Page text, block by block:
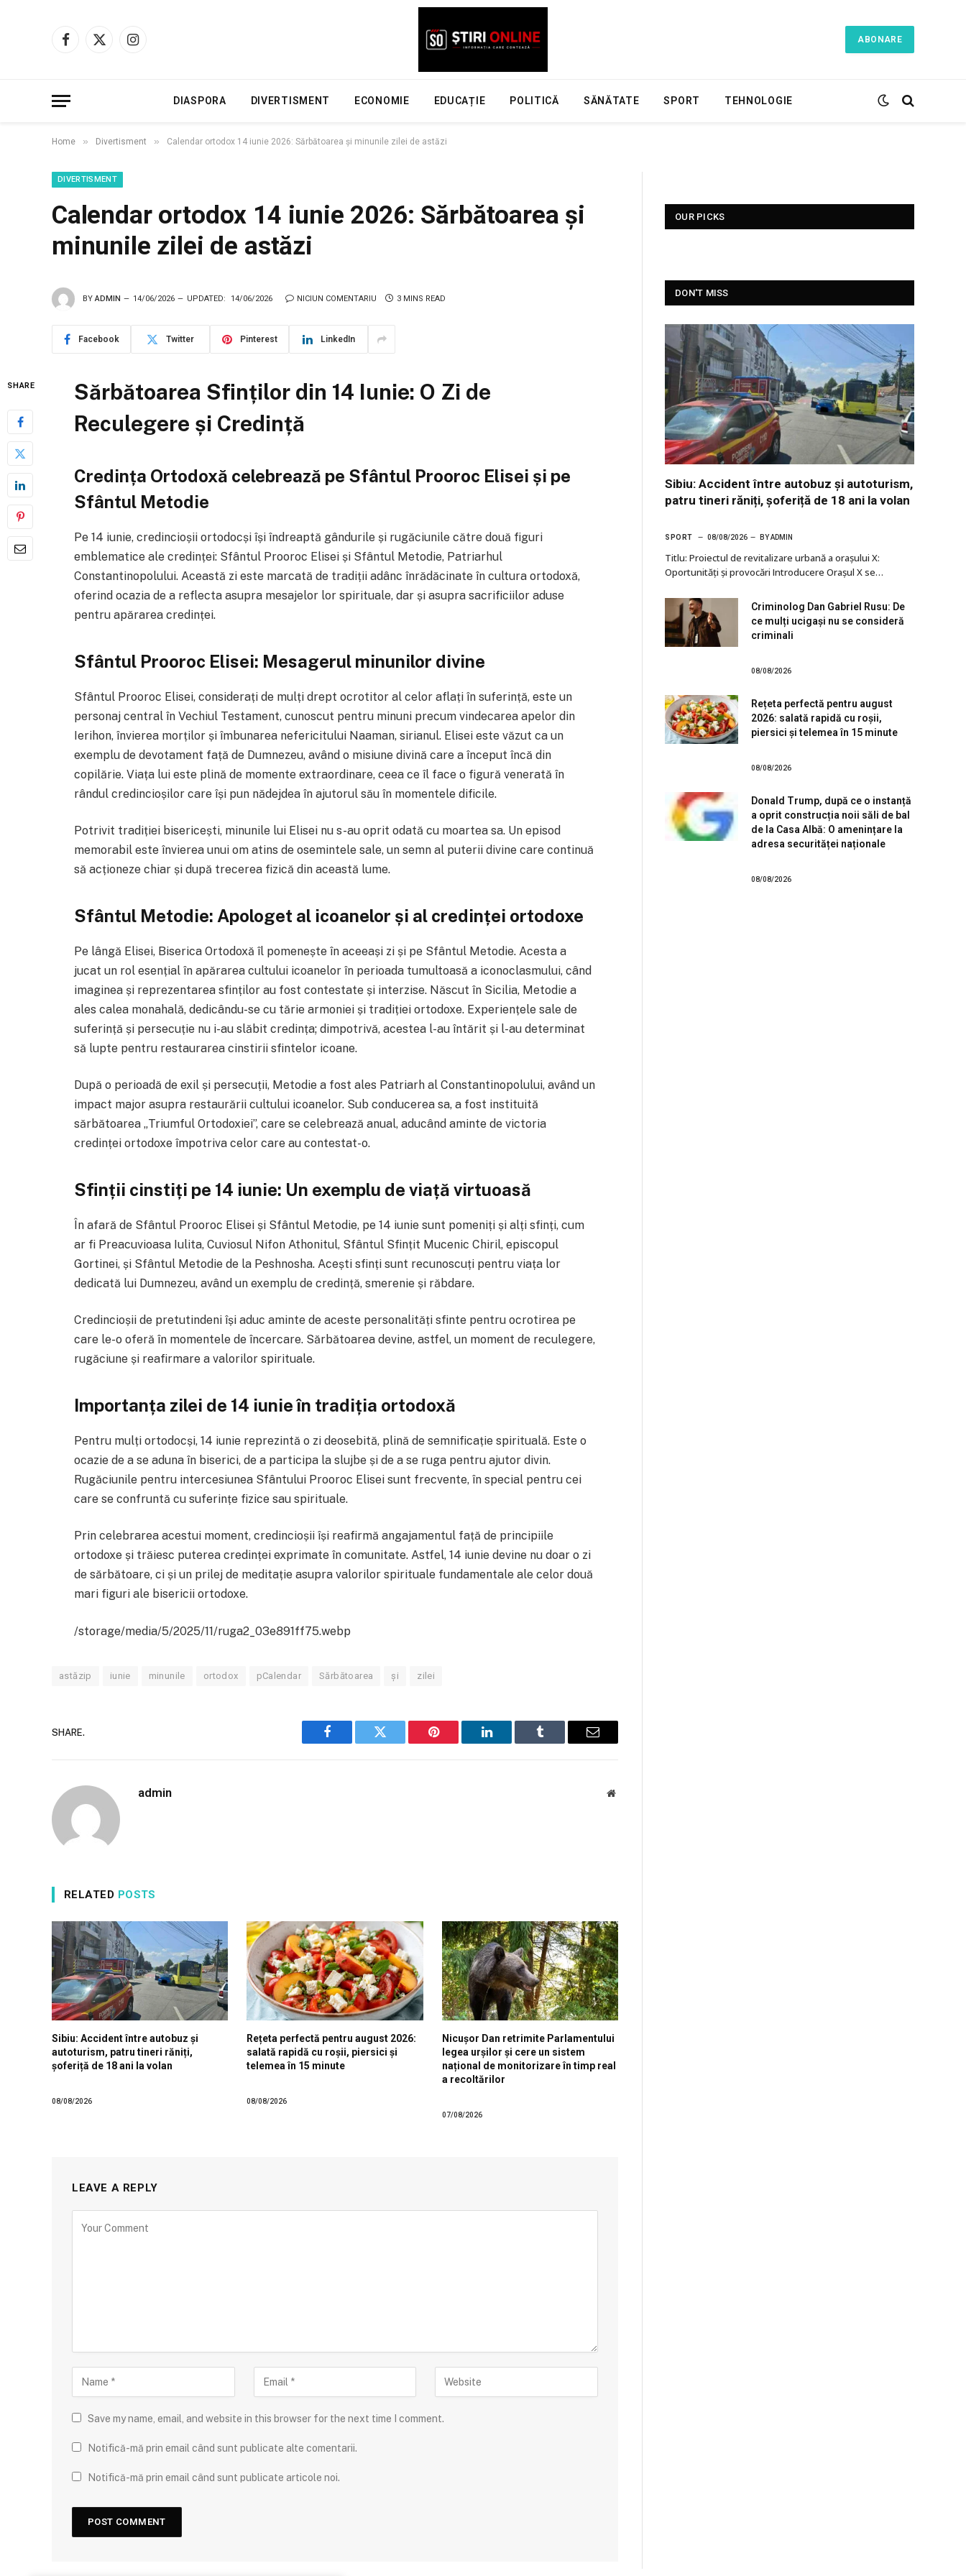
Facebook
X
Instagram
ABONARE
DIASPORA DIVERTISMENT ECONOMIE EDUCAȚIE POLITICĂ SĂNĂTATE SPORT TEHNOLOGIE
Home » Divertisment » Calendar ortodox 14 iunie 2026: Sărbătoarea și minunile zilei de astăzi
DIVERTISMENT
Calendar ortodox 14 iunie 2026: Sărbătoarea și
minunile zilei de astăzi
BY ADMIN 14/06/2026 UPDATED: 14/06/2026 NICIUN COMENTARIU 3 MINS READ
Facebook Twitter Pinterest LinkedIn
SHARE
Sărbătoarea Sfinților din 14 Iunie: O Zi de
Reculegere și Credință
Credința Ortodoxă celebrează pe Sfântul Prooroc Elisei și pe
Sfântul Metodie
Pe 14 iunie, credincioșii ortodocși își îndreaptă gândurile și rugăciunile către două figuri
emblematice ale credinței: Sfântul Prooroc Elisei și Sfântul Metodie, Patriarhul
Constantinopolului. Această zi este marcată de tradiții adânc înrădăcinate în cultura ortodoxă,
oferind ocazia de a reflecta asupra mesajelor lor spirituale, dar și asupra sacrificiilor aduse
pentru apărarea credinței.
Sfântul Prooroc Elisei: Mesagerul minunilor divine
Sfântul Prooroc Elisei, considerați de mulți drept ocrotitor al celor aflați în suferință, este un
personaj central în Vechiul Testament, cunoscut pentru minuni precum vindecarea apelor din
Ierihon, învierea morților și îmbunarea nefericitului Naaman, sirianul. Elisei este văzut ca un
exemplu de devotament față de Dumnezeu, având o misiune divină care a început încă din
copilărie. Viața lui este plină de momente extraordinare, ceea ce îl face o figură venerată în
rândul credincioșilor care își pun nădejdea în ajutorul său în momentele dificile.
Potrivit tradiției bisericești, minunile lui Elisei nu s-au oprit odată cu moartea sa. Un episod
memorabil este învierea unui om atins de osemintele sale, un semn al puterii divine care continuă
să acționeze chiar și după trecerea fizică din această lume.
Sfântul Metodie: Apologet al icoanelor și al credinței ortodoxe
Pe lângă Elisei, Biserica Ortodoxă îl pomenește în aceeași zi și pe Sfântul Metodie. Acesta a
jucat un rol esențial în apărarea cultului icoanelor în perioada tumultoasă a iconoclasmului, când
imaginea și reprezentarea sfinților au fost contestate și interzise. Născut în Sicilia, Metodie a
ales calea monahală, dedicându-se cu tărie armoniei și tradiției ortodoxe. Experiențele sale de
suferință și persecuție nu i-au slăbit credința; dimpotrivă, acestea l-au întărit și l-au determinat
să lupte pentru restaurarea cinstirii sfintelor icoane.
După o perioadă de exil și persecuții, Metodie a fost ales Patriarh al Constantinopolului, având un
impact major asupra restaurării cultului icoanelor. Sub conducerea sa, a fost instituită
sărbătoarea „Triumful Ortodoxiei”, care se celebrează anual, aducând aminte de victoria
credinței ortodoxe împotriva celor care au contestat-o.
Sfinții cinstiți pe 14 iunie: Un exemplu de viață virtuoasă
În afară de Sfântul Prooroc Elisei și Sfântul Metodie, pe 14 iunie sunt pomeniți și alți sfinți, cum
ar fi Preacuvioasa Iulita, Cuviosul Nifon Athonitul, Sfântul Sfințit Mucenic Chiril, episcopul
Gortinei, și Sfântul Metodie de la Peshnosha. Acești sfinți sunt recunoscuți pentru viața lor
dedicată lui Dumnezeu, având un exemplu de credință, smerenie și răbdare.
Credincioșii de pretutindeni își aduc aminte de aceste personalități sfinte pentru ocrotirea pe
care le-o oferă în momentele de încercare. Sărbătoarea devine, astfel, un moment de reculegere,
rugăciune și reafirmare a valorilor spirituale.
Importanța zilei de 14 iunie în tradiția ortodoxă
Pentru mulți ortodocși, 14 iunie reprezintă o zi deosebită, plină de semnificație spirituală. Este o
ocazie de a se aduna în biserici, de a participa la slujbe și de a se ruga pentru ajutor divin.
Rugăciunile pentru intercesiunea Sfântului Prooroc Elisei sunt frecvente, în special pentru cei
care se confruntă cu suferințe fizice sau spirituale.
Prin celebrarea acestui moment, credincioșii își reafirmă angajamentul față de principiile
ortodoxe și trăiesc puterea credinței exprimate în comunitate. Astfel, 14 iunie devine nu doar o zi
de sărbătoare, ci și un prilej de meditație asupra valorilor spirituale fundamentale ale celor două
mari figuri ale bisericii ortodoxe.
/storage/media/5/2025/11/ruga2_03e891ff75.webp
astăzip iunie minunile ortodox pCalendar Sărbătoarea și zilei
SHARE.
Facebook Twitter Pinterest LinkedIn Tumblr Email
admin Website
RELATED POSTS
Sibiu: Accident între autobuz și
autoturism, patru tineri răniți,
șoferiță de 18 ani la volan
08/08/2026
Rețeta perfectă pentru august 2026:
salată rapidă cu roșii, piersici și
telemea în 15 minute
08/08/2026
Nicușor Dan retrimite Parlamentului
legea urșilor și cere un sistem
național de monitorizare în timp real
a recoltărilor
07/08/2026
LEAVE A REPLY
Save my name, email, and website in this browser for the next time I comment.
Notifică-mă prin email când sunt publicate alte comentarii.
Notifică-mă prin email când sunt publicate articole noi.
OUR PICKS
DON'T MISS
Sibiu: Accident între autobuz și autoturism,
patru tineri răniți, șoferiță de 18 ani la volan
SPORT 08/08/2026 BY ADMIN
Titlu: Proiectul de revitalizare urbană a orașului X:
Oportunități și provocări Introducere Orașul X se…
Criminolog Dan Gabriel Rusu: De
ce mulți ucigași nu se consideră
criminali
08/08/2026
Rețeta perfectă pentru august
2026: salată rapidă cu roșii,
piersici și telemea în 15 minute
08/08/2026
Donald Trump, după ce o instanță
a oprit construcția noii săli de bal
de la Casa Albă: O amenințare la
adresa securităței naționale
08/08/2026